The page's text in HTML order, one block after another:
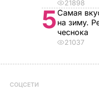
21898
5 Самая
на зиму.
чеснока
21037
СОЦСЕТИ